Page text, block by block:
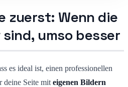
zuerst: Wenn die
umso besser
es ideal ist, einen professionellen
deine Seite mit eigenen Bildern